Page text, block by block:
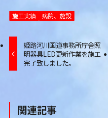
施工実績 病院、施設
姫路河川国道事務所庁舎照
明器具LED更新作業を施工
完了致しました。
関連記事